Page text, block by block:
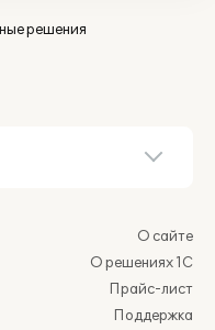
решения
О сайте
О решениях 1С
Прайс-лист
Поддержка